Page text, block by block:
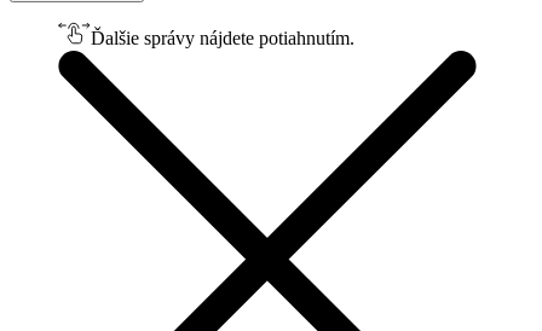
Ďalšie správy nájdete potiahnutím.